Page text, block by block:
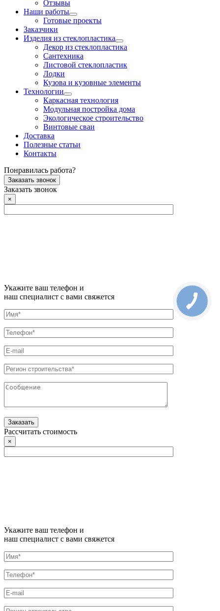
Отзывы
Наши работы
Готовые проекты
Заказчики
Изделия из стеклопластика
Декор из стеклопластика
Сантехника
Листовой стеклопластик
Лодки
Кузова и кузовные элементы
Технологии
Каркасная технология
Модульная постройка дома
Экологическое строительство
Винтовые сваи
Доставка
Полезные статьи
Контакты
Понравилась работа?
Заказать звонок
Заказать звонок
×
Укажите ваш телефон и
наш специалист с вами свяжется
Рассчитать стоимость
×
Укажите ваш телефон и
наш специалист с вами свяжется